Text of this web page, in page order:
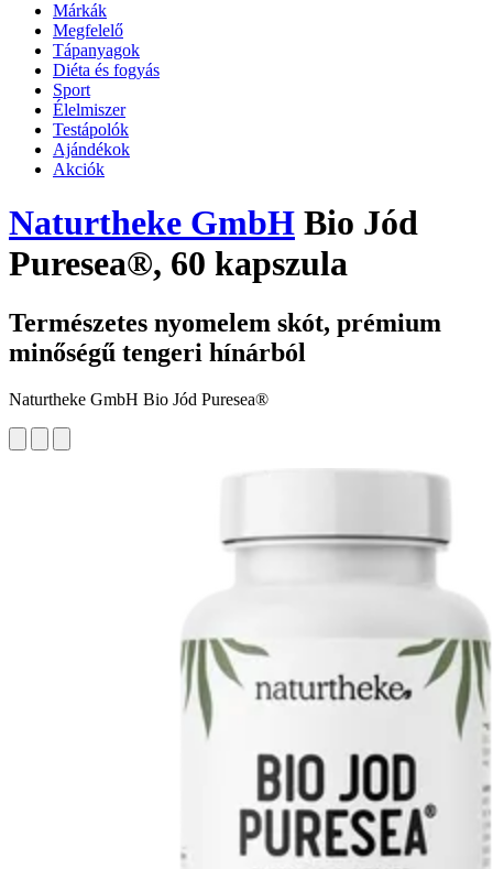
Márkák
Megfelelő
Tápanyagok
Diéta és fogyás
Sport
Élelmiszer
Testápolók
Ajándékok
Akciók
Naturtheke GmbH Bio Jód
Puresea®, 60 kapszula
Természetes nyomelem skót, prémium
minőségű tengeri hínárból
Naturtheke GmbH Bio Jód Puresea®